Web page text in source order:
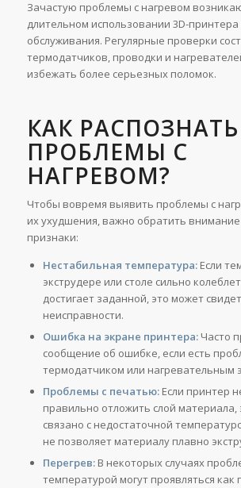
Зачастую проблемы с нагревом
длительном использовании 3D-
обслуживания. Регулярные проверки
термодатчиков, проводки и
избежать более серьезных поломок.
КАК РАСПОЗНАТЬ
ПРОБЛЕМЫ С
НАГРЕВОМ?
Чтобы вовремя выявить проблемы с
их ухудшения, важно обратить
признаки:
Нестабильная температура:Если
экструдере или столе сильно
достигает заданной, это может
неисправности.
Ошибка на экране принтера:Часто
сообщение об ошибке, если есть
термодатчиком или нагревательным
Проблемы с печатью:Если принтер
правильно отложить слой
связано с недостаточной
не позволяет материалу плавно
Перегрев:В некоторых случаях
температурой могут проявляться как